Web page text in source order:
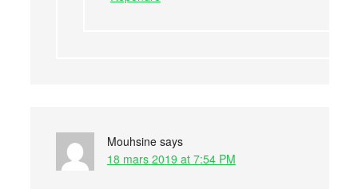
Mouhsine says
18 mars 2019 at 7:54 PM